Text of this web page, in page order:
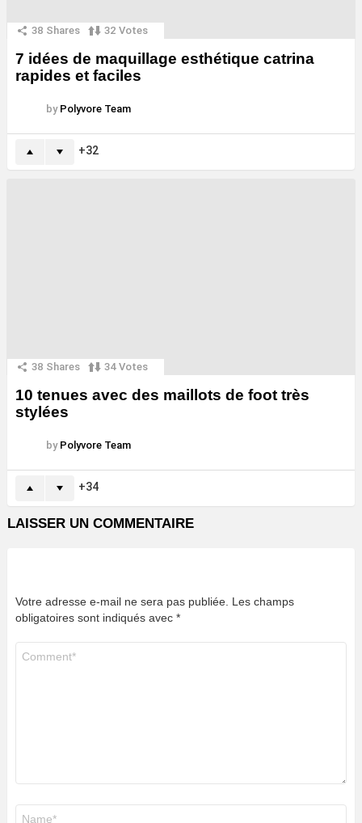
38 Shares 32 Votes
7 idées de maquillage esthétique catrina
rapides et faciles
by Polyvore Team
32
38 Shares 34 Votes
10 tenues avec des maillots de foot très
stylées
by Polyvore Team
34
LAISSER UN COMMENTAIRE
Votre adresse e-mail ne sera pas publiée. Les champs
obligatoires sont indiqués avec *